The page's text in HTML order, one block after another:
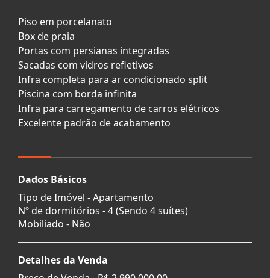
Piso em porcelanato
Box de praia
Portas com persianas integradas
Sacadas com vidros refletivos
Infra completa para ar condicionado split
Piscina com borda infinita
Infra para carregamento de carros elétricos
Excelente padrão de acabamento
Dados Básicos
Tipo de Imóvel - Apartamento
Nº de dormitórios - 4 (Sendo 4 suítes)
Mobiliado - Não
Detalhes da Venda